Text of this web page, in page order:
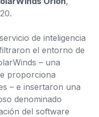
de inteligencia
el entorno de
– una
proporciona
– e insertaron una
denominado
del software